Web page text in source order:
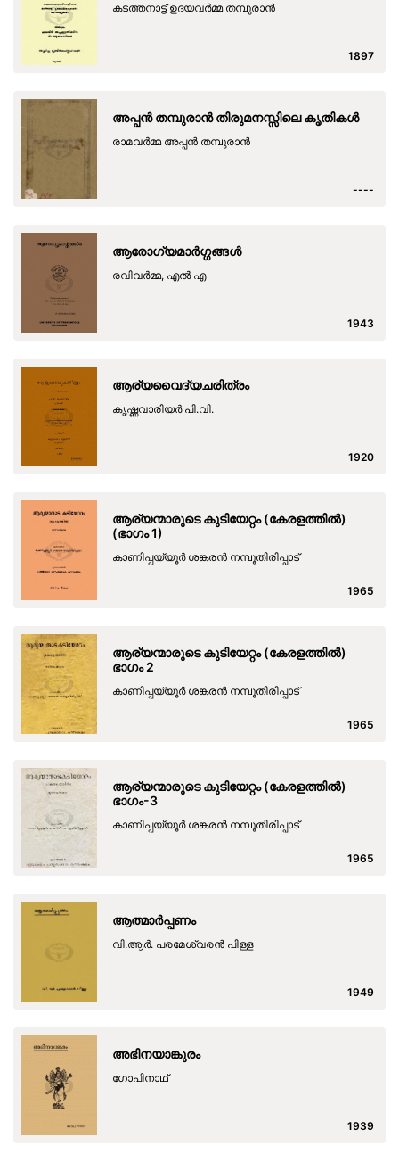
കടത്തനാട്ട് ഉദയവർമ്മ തമ്പുരാൻ
1897
അപ്പൻ തമ്പുരാൻ തിരുമനസ്സിലെ കൃതികൾ
രാമവർമ്മ അപ്പൻ തമ്പുരാൻ
----
ആരോഗ്യമാർഗ്ഗങ്ങൾ
രവിവർമ്മ, എൽ എ
1943
ആര്യവൈദ്യചരിത്രം
കൃഷ്ണവാരിയർ പി.വി.
1920
ആര്യന്മാരുടെ കുടിയേറ്റം (കേരളത്തിൽ)
(ഭാഗം 1)
കാണിപ്പയ്യൂർ ശങ്കരൻ നമ്പൂതിരിപ്പാട്
1965
ആര്യന്മാരുടെ കുടിയേറ്റം (കേരളത്തിൽ)
ഭാഗം 2
കാണിപ്പയ്യൂർ ശങ്കരൻ നമ്പൂതിരിപ്പാട്
1965
ആര്യന്മാരുടെ കുടിയേറ്റം (കേരളത്തിൽ)
ഭാഗം-3
കാണിപ്പയ്യൂർ ശങ്കരൻ നമ്പൂതിരിപ്പാട്
1965
ആത്മാർപ്പണം
വി.ആർ. പരമേശ്വരൻ പിള്ള
1949
അഭിനയാങ്കുരം
ഗോപിനാഥ്
1939